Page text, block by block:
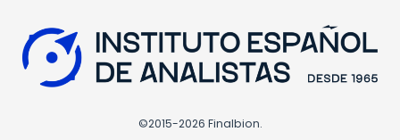
©2015-2026 Finalbion.